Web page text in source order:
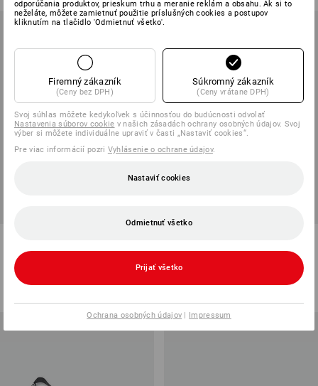
Varianty
od
(v. DPH) od 10 ks
1
(v. DPH) od 10 ks
odporúčania produktov, prieskum trhu a meranie reklám a obsahu. Ak si to
neželáte, môžete zamietnuť použitie príslušných cookies a postupov
kliknutím na tlačidlo 'Odmietnuť všetko'.
Firemný zákazník
(Ceny bez DPH)
Súkromný zákazník
(Ceny vrátane DPH)
Svoj súhlas môžete kedykoľvek s účinnosťou do budúcnosti odvolať
Nastavenia súborov cookie v našich zásadách ochrany osobných údajov. Svoj
výber si môžete individuálne upraviť v časti „Nastaviť cookies“.
Pre viac informácií pozri Vyhlásenie o ochrane údajov.
Nastaviť cookies
Odmietnuť všetko
Prijať všetko
Ochrana osobných údajov | Impressum